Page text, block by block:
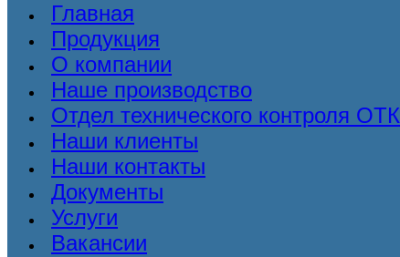
Главная
Продукция
О компании
Наше производство
Отдел технического контроля ОТК
Наши клиенты
Наши контакты
Документы
Услуги
Вакансии